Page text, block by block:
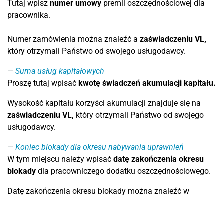
Tutaj wpisz numer umowy premii oszczędnościowej dla
pracownika.
Numer zamówienia można znaleźć a zaświadczeniu VL,
który otrzymali Państwo od swojego usługodawcy.
Suma usług kapitałowych
Proszę tutaj wpisać kwotę świadczeń akumulacji kapitału.
Wysokość kapitału korzyści akumulacji znajduje się na
zaświadczeniu VL, który otrzymali Państwo od swojego
usługodawcy.
Koniec blokady dla okresu nabywania uprawnień
W tym miejscu należy wpisać datę zakończenia okresu
blokady dla pracowniczego dodatku oszczędnościowego.
Datę zakończenia okresu blokady można znaleźć w